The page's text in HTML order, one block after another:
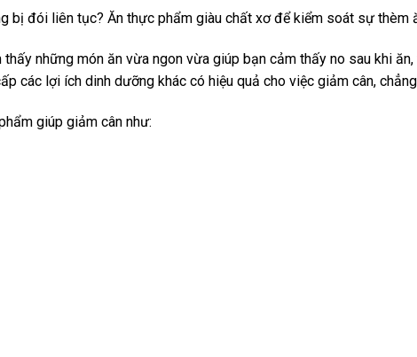
bị đói liên tục? Ăn thực phẩm giàu chất xơ để kiểm soát sự thèm
thấy những món ăn vừa ngon vừa giúp bạn cảm thấy no sau khi
các lợi ích dinh dưỡng khác có hiệu quả cho việc giảm cân,
giúp giảm cân như: